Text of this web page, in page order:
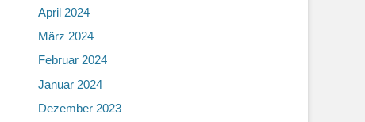
April 2024
März 2024
Februar 2024
Januar 2024
Dezember 2023